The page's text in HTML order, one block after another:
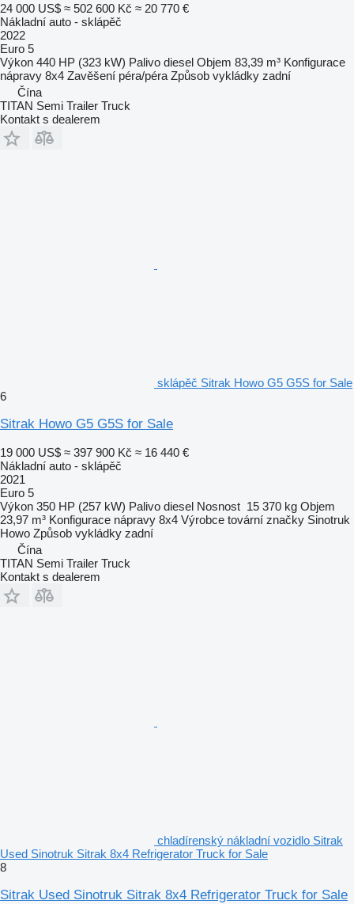
24 000 US$ ≈ 502 600 Kč ≈ 20 770 €
Nákladní auto - sklápěč
2022
Euro 5
Výkon 440 HP (323 kW) Palivo diesel Objem 83,39 m³ Konfigurace
nápravy 8x4 Zavěšení péra/péra Způsob vykládky zadní
Čína
TITAN Semi Trailer Truck
Kontakt s dealerem
sklápěč Sitrak Howo G5 G5S for Sale
6
Sitrak Howo G5 G5S for Sale
19 000 US$ ≈ 397 900 Kč ≈ 16 440 €
Nákladní auto - sklápěč
2021
Euro 5
Výkon 350 HP (257 kW) Palivo diesel Nosnost 15 370 kg Objem
23,97 m³ Konfigurace nápravy 8x4 Výrobce tovární značky Sinotruk
Howo Způsob vykládky zadní
Čína
TITAN Semi Trailer Truck
Kontakt s dealerem
chladírenský nákladní vozidlo Sitrak
Used Sinotruk Sitrak 8x4 Refrigerator Truck for Sale
8
Sitrak Used Sinotruk Sitrak 8x4 Refrigerator Truck for Sale